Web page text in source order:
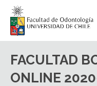
FACULTAD
ONLINE